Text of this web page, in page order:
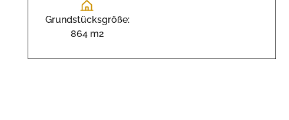
Grundstücksgröße:
864 m2